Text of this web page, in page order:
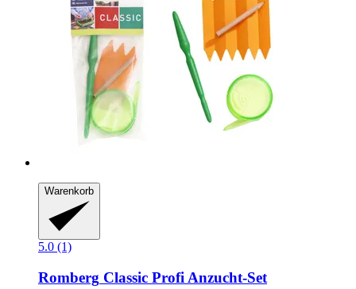
Warenkorb
5.0 (1)
Romberg Classic Profi Anzucht-​Set